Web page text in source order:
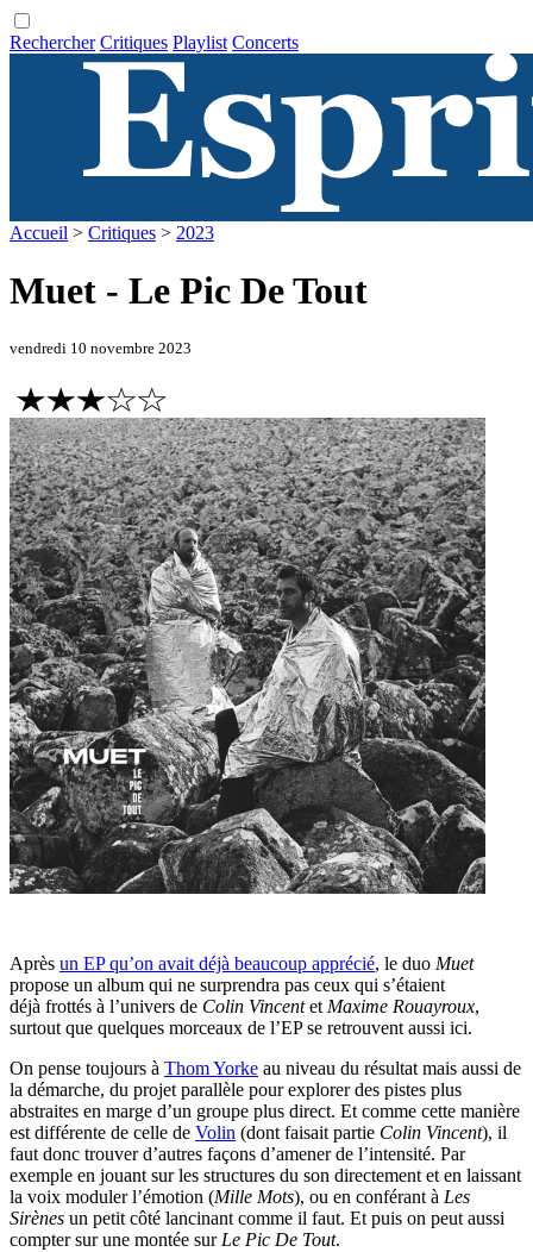
Rechercher Critiques Playlist Concerts
Accueil > Critiques > 2023
Muet - Le Pic De Tout
vendredi 10 novembre 2023
Après un EP qu’on avait déjà beaucoup apprécié, le duo Muet
propose un album qui ne surprendra pas ceux qui s’étaient
déjà frottés à l’univers de Colin Vincentet Maxime Rouayroux,
surtout que quelques morceaux de l’EP se retrouvent aussi ici.
On pense toujours à Thom Yorke au niveau du résultat mais aussi de
la démarche, du projet parallèle pour explorer des pistes plus
abstraites en marge d’un groupe plus direct. Et comme cette manière
est différente de celle de Volin (dont faisait partie Colin Vincent), il
faut donc trouver d’autres façons d’amener de l’intensité. Par
exemple en jouant sur les structures du son directement et en laissant
la voix moduler l’émotion (Mille Mots), ou en conférant à Les
Sirènes un petit côté lancinant comme il faut. Et puis on peut aussi
compter sur une montée sur Le Pic De Tout.